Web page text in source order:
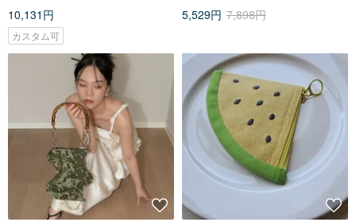
10,131円
カスタム可
5,529円 7,898円